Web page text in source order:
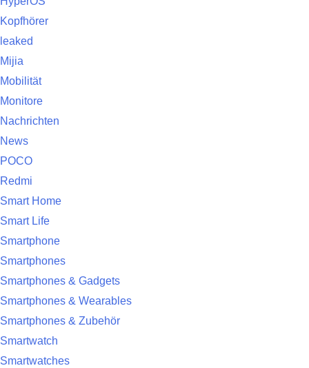
Kopfhörer
leaked
Mijia
Mobilität
Monitore
Nachrichten
News
POCO
Redmi
Smart Home
Smart Life
Smartphone
Smartphones
Smartphones & Gadgets
Smartphones & Wearables
Smartphones & Zubehör
Smartwatch
Smartwatches